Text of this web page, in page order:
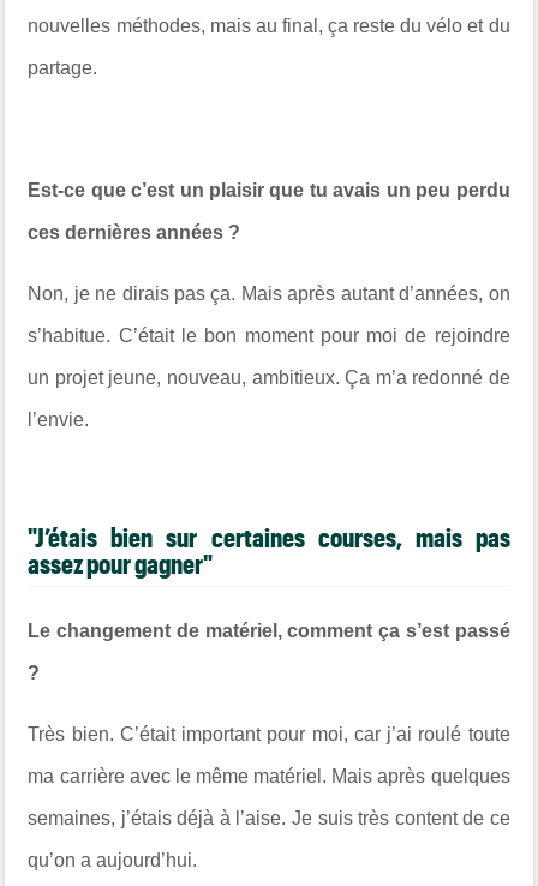
nouvelles méthodes, mais au final, ça reste du vélo et du
partage.
Est-ce que c’est un plaisir que tu avais un peu perdu
ces dernières années ?
Non, je ne dirais pas ça. Mais après autant d’années, on
s’habitue. C’était le bon moment pour moi de rejoindre
un projet jeune, nouveau, ambitieux. Ça m’a redonné de
l’envie.
"J’étais bien sur certaines courses, mais pas
assez pour gagner"
Le changement de matériel, comment ça s’est passé
?
Très bien. C’était important pour moi, car j’ai roulé toute
ma carrière avec le même matériel. Mais après quelques
semaines, j’étais déjà à l’aise. Je suis très content de ce
qu’on a aujourd’hui.